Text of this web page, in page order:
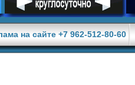
на сайте +7 962-512-80-60